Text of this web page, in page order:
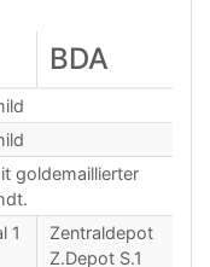
BDA
goldemaillierter
1
Zentraldepot
Z.Depot S.1